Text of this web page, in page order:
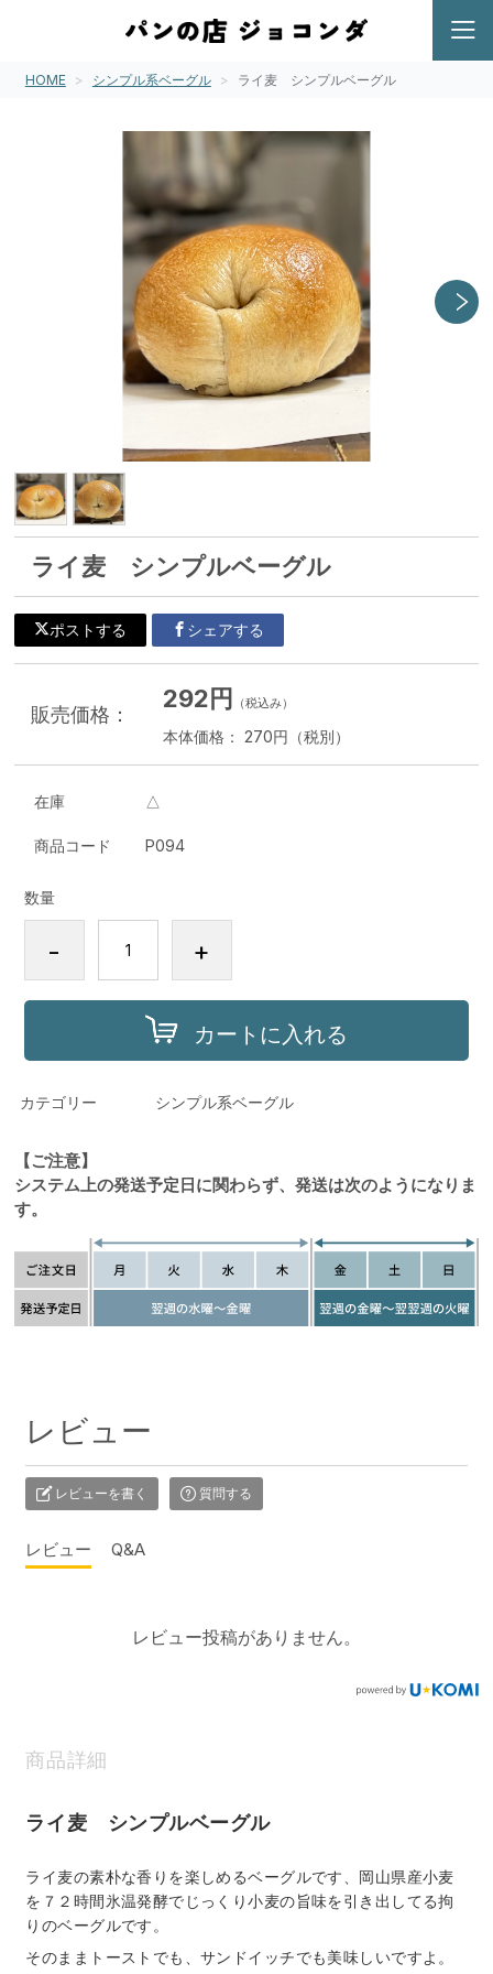
HOME シンプル系ベーグル ライ麦 シンプルベーグル
ライ麦 シンプルベーグル
ポストする シェアする
販売価格：
292円 （税込み）
本体価格： 270円（税別）
在庫 △
商品コード P094
数量
- +
カートに入れる
カテゴリー シンプル系ベーグル
【ご注意】
システム上の発送予定日に関わらず、発送は次のようになりま
す。
レビュー
レビューを書く 質問する
レビュー Q&A
レビュー投稿がありません。
商品詳細
ライ麦 シンプルベーグル
ライ麦の素朴な香りを楽しめるベーグルです、岡山県産小麦
を７２時間氷温発酵でじっくり小麦の旨味を引き出してる拘
りのベーグルです。
そのままトーストでも、サンドイッチでも美味しいですよ。